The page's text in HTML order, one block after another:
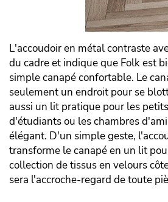
L'accoudoir en métal contraste
du cadre et indique que Folk est
simple canapé confortable. Le
seulement un endroit pour se
aussi un lit pratique pour les
d'étudiants ou les chambres
élégant. D'un simple geste,
transforme le canapé en un lit
collection de tissus en velours
sera l'accroche-regard de toute